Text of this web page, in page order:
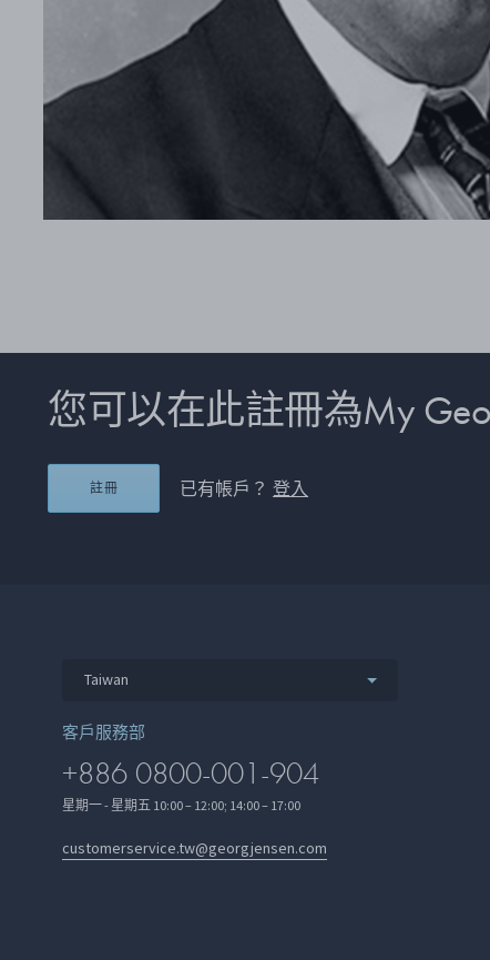
您可以在此註冊為My
註冊 已有帳戶？登入
Taiwan
客戶服務部
+886 0800-001-904
星期一 - 星期五 10:00 – 12:00; 14:00 – 17:00
customerservice.tw@georgjensen.com